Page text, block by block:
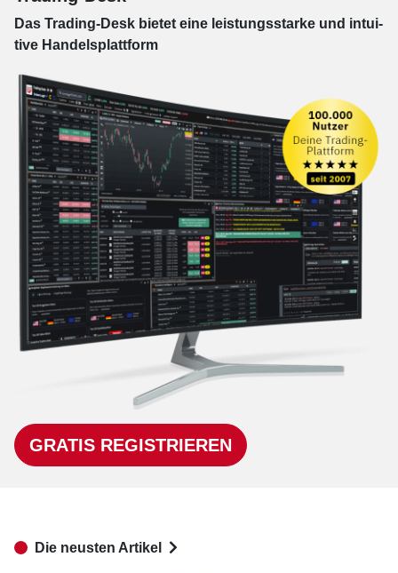
Das Trading-Desk bie­tet eine leis­tungs­star­ke und in­tui­
tive Han­dels­platt­form
GRATIS REGISTRIEREN
Die neusten Artikel